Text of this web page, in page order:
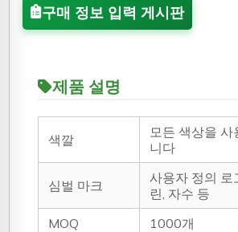
구매 정보 입력 게시판
제품 설명
색깔
모든 색상을 사
니다
심벌 마크
사용자 정의 로
린, 자수 등
MOQ
1000개